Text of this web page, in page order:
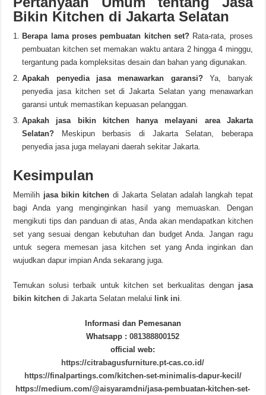
Bikin Kitchen di Jakarta Selatan
Berapa lama proses pembuatan kitchen set? Rata-rata, proses
pembuatan kitchen set memakan waktu antara 2 hingga 4 minggu,
tergantung pada kompleksitas desain dan bahan yang digunakan.
Apakah penyedia jasa menawarkan garansi?Ya, banyak
penyedia jasa kitchen set di Jakarta Selatan yang menawarkan
garansi untuk memastikan kepuasan pelanggan.
Apakah jasa bikin kitchen hanya melayani area Jakarta
Selatan? Meskipun berbasis di Jakarta Selatan, beberapa
penyedia jasa juga melayani daerah sekitar Jakarta.
Kesimpulan
Memilih jasa bikin kitchen di Jakarta Selatan adalah langkah tepat
bagi Anda yang menginginkan hasil yang memuaskan. Dengan
mengikuti tips dan panduan di atas, Anda akan mendapatkan kitchen
set yang sesuai dengan kebutuhan dan budget Anda. Jangan ragu
untuk segera memesan jasa kitchen set yang Anda inginkan dan
wujudkan dapur impian Anda sekarang juga.
Temukan solusi terbaik untuk kitchen set berkualitas dengan jasa
bikin kitchen di Jakarta Selatan melalui link ini.
Informasi dan Pemesanan
Whatsapp :081388800152
official web:
https://citrabagusfurniture.pt-cas.co.id/
https://finalpartings.com/kitchen-set-minimalis-dapur-kecil/
https://medium.com/@aisyaramdni/jasa-pembuatan-kitchen-set-